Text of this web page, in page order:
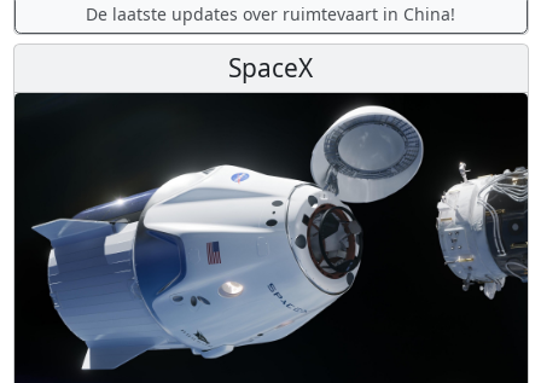
De laatste updates over ruimtevaart in China!
SpaceX